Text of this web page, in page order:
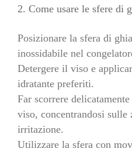
2. Come usare le sfere di
Posizionare la sfera di
inossidabile nel
Detergere il viso e
idratante preferiti.
Far scorrere
viso, concentrandosi sulle
irritazione.
Utilizzare la sfera con